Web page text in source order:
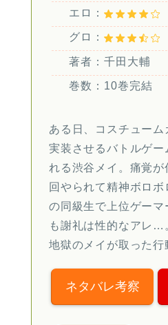
エロ：
グロ：
著者：千田大輔
巻数：10巻完結
ある日、コスチューム
実装させるバトルゲー
れる渋谷メイ。痛覚
回やられて精神ボロ
の同級生で上位ゲーマ
も謝礼は性的なアレ…
地獄のメイが取った行
ネタバレ考察